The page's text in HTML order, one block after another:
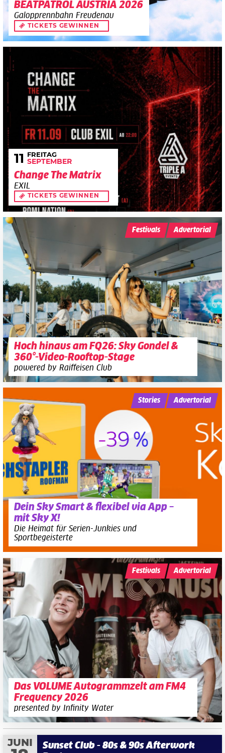
BEATPATROL AUSTRIA 2026
Galopprennbahn Freudenau
TICKETS GEWINNEN
11 FREITAG
SEPTEMBER
Change The Matrix
EXIL
TICKETS GEWINNEN
Hoch hinaus am FQ26: Sky Gondel &
360°-Video-Rooftop-Stage
powered by Raiffeisen Club
Festivals Advertorial
Dein Sky Smart & flexibel via App –
mit Sky X!
Die Heimat für Serien-Junkies und
Sportbegeisterte
Stories Advertorial
Das VOLUME Autogrammzelt am FM4
Frequency 2026
presented by Infinity Water
Festivals Advertorial
JUNI
Sunset Club - 80s & 90s Afterwork